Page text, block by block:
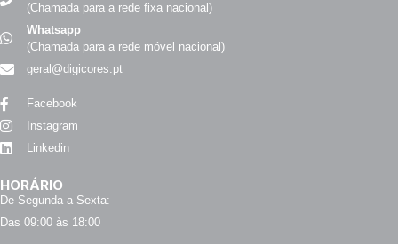
(Chamada para a rede fixa nacional)
Whatsapp
(Chamada para a rede móvel nacional)
geral@digicores.pt
Facebook
Instagram
Linkedin
HORÁRIO
De Segunda a Sexta:
Das 09:00 às 18:00